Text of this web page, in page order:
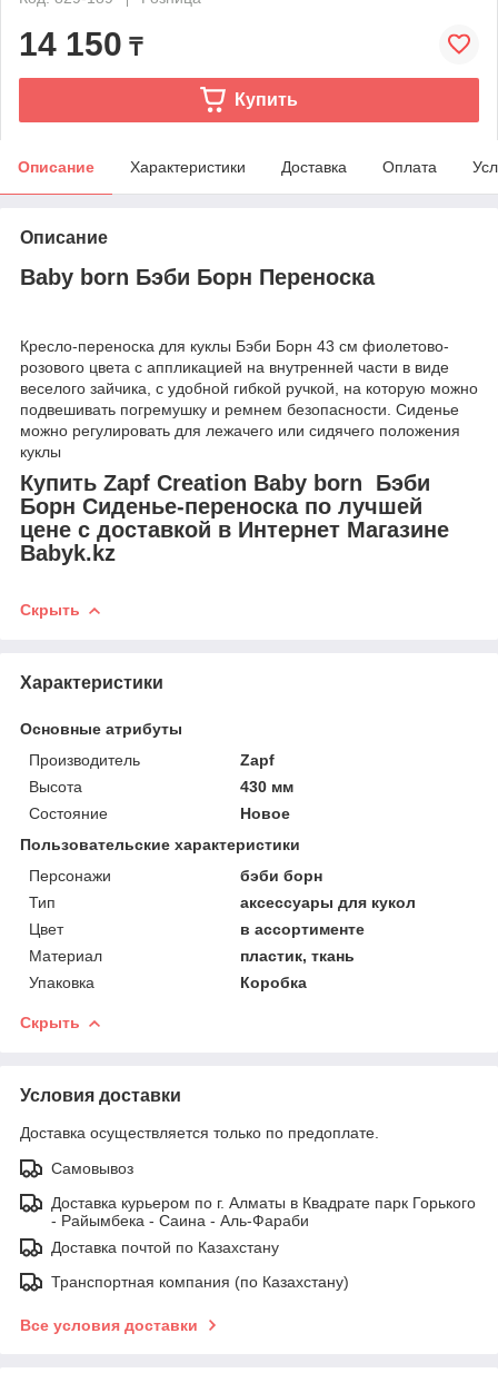
14 150 ₸
Купить
Описание Характеристики Доставка Оплата
Описание
Baby born Бэби Борн Переноска
Кресло-переноска для куклы Бэби Борн 43 см фиолетово-
розового цвета с аппликацией на внутренней части в виде
веселого зайчика, с удобной гибкой ручкой, на которую можно
подвешивать погремушку и ремнем безопасности. Сиденье
можно регулировать для лежачего или сидячего положения
куклы
Купить Zapf Creation Baby born Бэби
Борн Сиденье-переноска по лучшей
цене с доставкой в Интернет Магазине
Babyk.kz
Скрыть
Характеристики
Основные атрибуты
Производитель
Zapf
Высота
430 мм
Состояние
Новое
Пользовательские характеристики
Персонажи
бэби борн
Тип
аксессуары для кукол
Цвет
в ассортименте
Материал
пластик, ткань
Упаковка
Коробка
Скрыть
Условия доставки
Доставка осуществляется только по предоплате.
Самовывоз
Доставка курьером по г. Алматы в Квадрате парк Горького
- Райымбека - Саина - Аль-Фараби
Доставка почтой по Казахстану
Транспортная компания (по Казахстану)
Все условия доставки